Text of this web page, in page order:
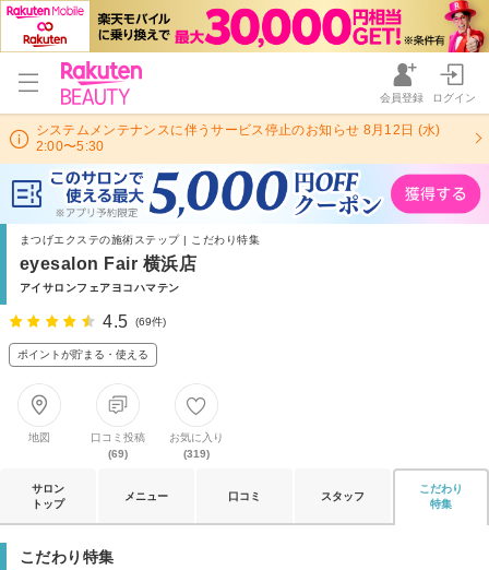
会員登録 ログイン
システムメンテナンスに伴うサービス停止のお知らせ 8月12日 (水)
2:00〜5:30
まつげエクステの施術ステップ | こだわり特集
eyesalon Fair 横浜店
アイサロンフェアヨコハマテン
4.5 (69件)
ポイントが貯まる・使える
地図
口コミ投稿
(69)
お気に入り
(319)
サロン
トップ
メニュー 口コミ スタッフ
こだわり
特集
こだわり特集